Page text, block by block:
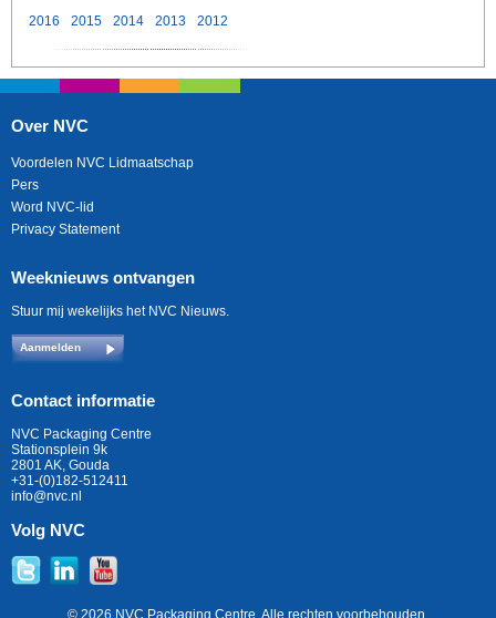
2016
2015 2014 2013 2012
Over NVC
Voordelen NVC Lidmaatschap
Pers
Word NVC-lid
Privacy Statement
Weeknieuws ontvangen
Stuur mij wekelijks het NVC Nieuws.
Aanmelden
Contact informatie
NVC Packaging Centre
Stationsplein 9k
2801 AK, Gouda
+31-(0)182-512411
info@nvc.nl
Volg NVC
© 2026 NVC Packaging Centre. Alle rechten voorbehouden.